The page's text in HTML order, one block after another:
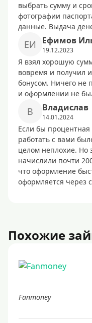
выбрать сумму и
фотографии
данные. Выдача
EИ Eфимoв
19.12.2023
Я взял хорошую
вовремя и получил
бонусом. Ничего не
и оформлении не
B Bлaдиcлaв
14.01.2024
Если бы
работать с вами
целом неплохие. Но
начислили почти
что оформление
оформляется через
Похожие
Fanmoney